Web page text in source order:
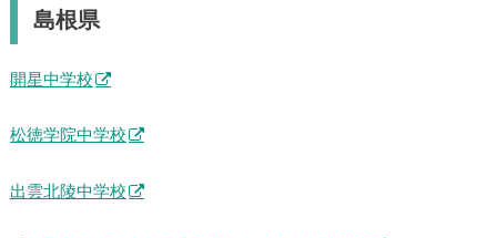
島根県
開星中学校
松徳学院中学校
出雲北陵中学校